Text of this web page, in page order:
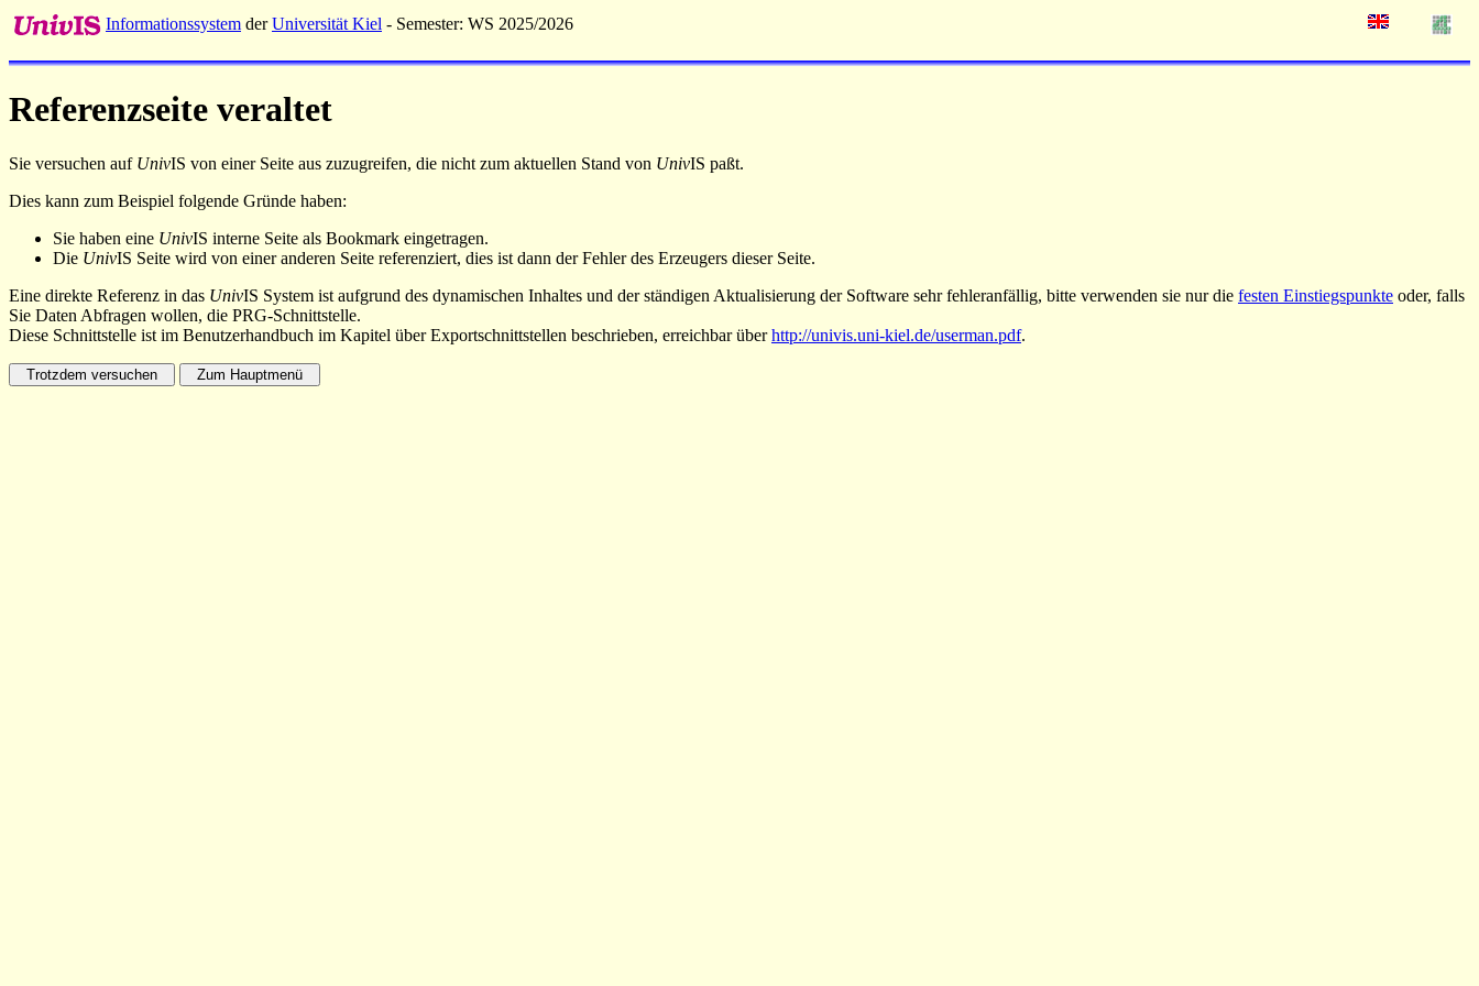
Informationssystem derUniversität Kiel - Semester: WS 2025/2026
Referenzseite veraltet
Sie versuchen auf UnivIS von einer Seite aus zuzugreifen, die nicht zum aktuellen Stand von UnivIS paßt.
Dies kann zum Beispiel folgende Gründe haben:
Sie haben eine UnivIS interne Seite als Bookmark eingetragen.
Die UnivIS Seite wird von einer anderen Seite referenziert, dies ist dann der Fehler des Erzeugers dieser Seite.
Eine direkte Referenz in das UnivIS System ist aufgrund des dynamischen Inhaltes und der ständigen Aktualisierung der Software sehr fehleranfällig, bitte verwenden sie nur die festen Einstiegspunkte oder, falls
Sie Daten Abfragen wollen, die PRG-Schnittstelle.
Diese Schnittstelle ist im Benutzerhandbuch im Kapitel über Exportschnittstellen beschrieben, erreichbar überhttp://univis.uni-kiel.de/userman.pdf.